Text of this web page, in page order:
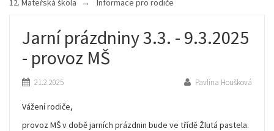
12. Mateřská škola Informace pro rodiče
Jarní prázdniny 3.3. - 9.3.2025
- provoz MŠ
Pavlína Houšková
21.2.2025
Vážení rodiče,
provoz MŠ v době jarních prázdnin bude ve třídě Žlutá pastela.